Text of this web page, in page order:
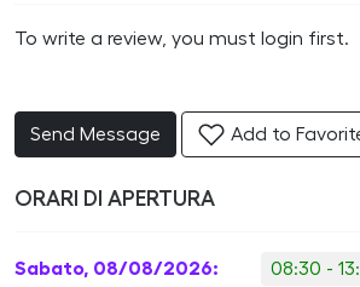
To write a review, you must login first.
Send Message Add to
ORARI DI APERTURA
Sabato, 08/08/2026: 08:30 -